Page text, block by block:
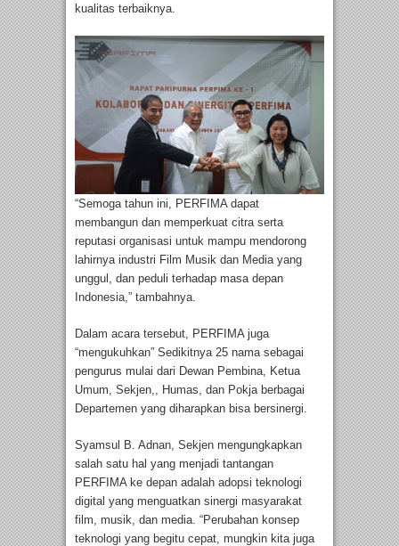
kualitas terbaiknya.
“Semoga tahun ini, PERFIMA dapat
membangun dan memperkuat citra serta
reputasi organisasi untuk mampu mendorong
lahirnya industri Film Musik dan Media yang
unggul, dan peduli terhadap masa depan
Indonesia,” tambahnya.
Dalam acara tersebut, PERFIMA juga
“mengukuhkan” Sedikitnya 25 nama sebagai
pengurus mulai dari Dewan Pembina, Ketua
Umum, Sekjen,, Humas, dan Pokja berbagai
Departemen yang diharapkan bisa bersinergi.
Syamsul B. Adnan, Sekjen mengungkapkan
salah satu hal yang menjadi tantangan
PERFIMA ke depan adalah adopsi teknologi
digital yang menguatkan sinergi masyarakat
film, musik, dan media. “Perubahan konsep
teknologi yang begitu cepat, mungkin kita juga